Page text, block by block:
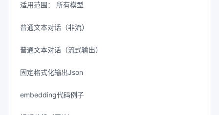
适用范围： 所有模型
普通文本对话（非流）
普通文本对话（流式输出）
固定格式化输出Json
embedding代码例子